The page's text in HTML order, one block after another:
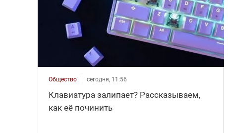
Общество сегодня, 11:56
Клавиатура залипает? Рассказываем,
как её починить